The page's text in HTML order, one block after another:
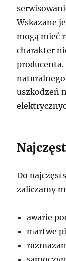
Wskazane
mogą mieć
charakter
producenta.
naturalnego
uszkodzeń
Do
zaliczamy
awarie
martwe